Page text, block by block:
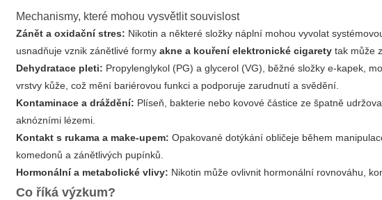
Mechanismy, které mohou vysvětlit souvislost
Zánět a oxidační stres: Nikotin a některé složky náplní mohou vyvolat
usnadňuje vznik zánětlivé formyakne a kouření elektronické cigarety tak může
Dehydratace pleti: Propylenglykol (PG) a glycerol (VG), běžné složky e‑kapek,
vrstvy kůže, což mění bariérovou funkci a podporuje zarudnutí a svědění.
Kontaminace a dráždění: Plíseň, bakterie nebo kovové částice ze špatně
aknózními lézemi.
Kontakt s rukama a make‑upem: Opakované dotýkání obličeje během
komedonů a zánětlivých pupínků.
Hormonální a metabolické vlivy: Nikotin může ovlivnit hormonální rovnováhu,
Co říká výzkum?